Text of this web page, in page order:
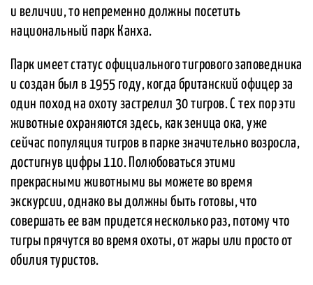
и величии, то непременно должны посетить
национальный парк Канха.
Парк имеет статус официального тигрового заповедника
и создан был в 1955 году, когда британский офицер за
один поход на охоту застрелил 30 тигров. С тех пор эти
животные охраняются здесь, как зеница ока, уже
сейчас популяция тигров в парке значительно возросла,
достигнув цифры 110. Полюбоваться этими
прекрасными животными вы можете во время
экскурсии, однако вы должны быть готовы, что
совершать ее вам придется несколько раз, потому что
тигры прячутся во время охоты, от жары или просто от
обилия туристов.